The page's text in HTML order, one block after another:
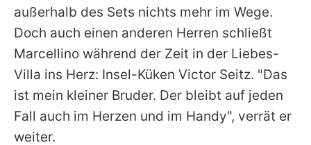
außerhalb des Sets nichts mehr im Wege.
Doch auch einen anderen Herren schließt
Marcellino während der Zeit in der Liebes-
Villa ins Herz: Insel-Küken Victor Seitz. "Das
ist mein kleiner Bruder. Der bleibt auf jeden
Fall auch im Herzen und im Handy", verrät er
weiter.